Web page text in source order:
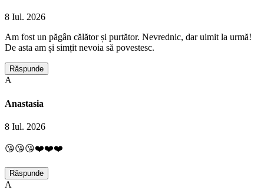
8 Iul. 2026
Am fost un păgân călător și purtător. Nevrednic, dar uimit la urmă!
De asta am și simțit nevoia să povestesc.
Răspunde
A
Anastasia
8 Iul. 2026
😘😘😘❤️❤️❤️
Răspunde
A